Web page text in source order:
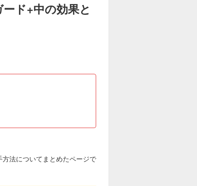
ド+中の効果と
法についてまとめたページで